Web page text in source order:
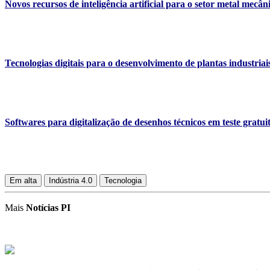
Novos recursos de inteligência artificial para o setor metal
Tecnologias digitais para o desenvolvimento de plantas
Softwares para digitalização de desenhos técnicos em teste
Em alta Indústria 4.0 Tecnologia
Mais Notícias PI